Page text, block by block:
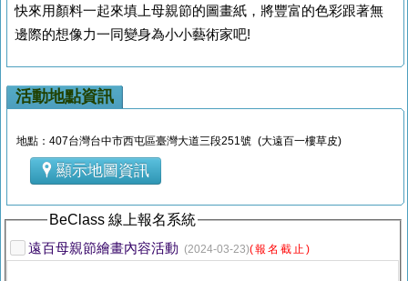
快來用顏料一起來填上母親節的圖畫紙，將豐富的色彩跟著無
邊際的想像力一同變身為小小藝術家吧!
活動地點資訊
地點：407台灣台中市西屯區臺灣大道三段251號 (大遠百一樓草皮)
顯示地圖資訊
BeClass 線上報名系統
遠百母親節繪畫內容活動 (2024-03-23)(報名截止)